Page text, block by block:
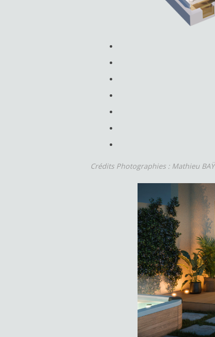
Crédits Photographies : Mathieu BAŸ